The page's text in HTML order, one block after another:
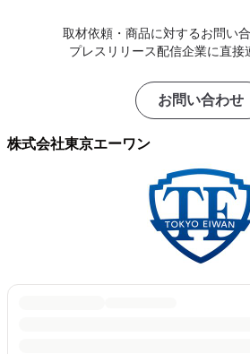
取材依頼・商品に対するお問い
プレスリリース配信企業に直接
お問い合わせ
株式会社東京エーワン